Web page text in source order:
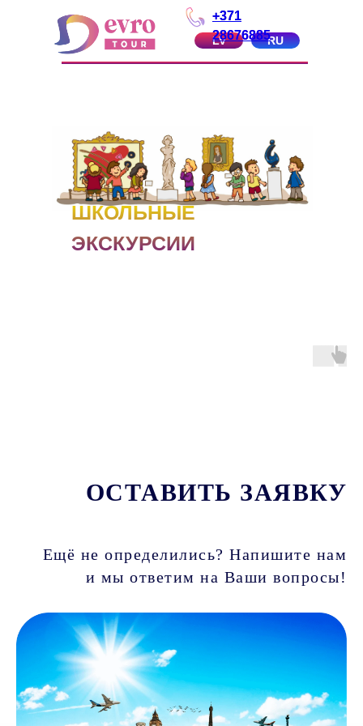
LV RU
+371
28676885
ШКОЛЬНЫЕ
ЭКСКУРСИИ
ОСТАВИТЬ ЗАЯВКУ
Ещё не определились? Напишите нам
и мы ответим на Ваши вопросы!